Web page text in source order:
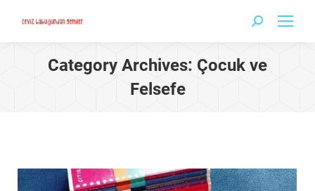
Search:
Category Archives: Çocuk ve
Felsefe